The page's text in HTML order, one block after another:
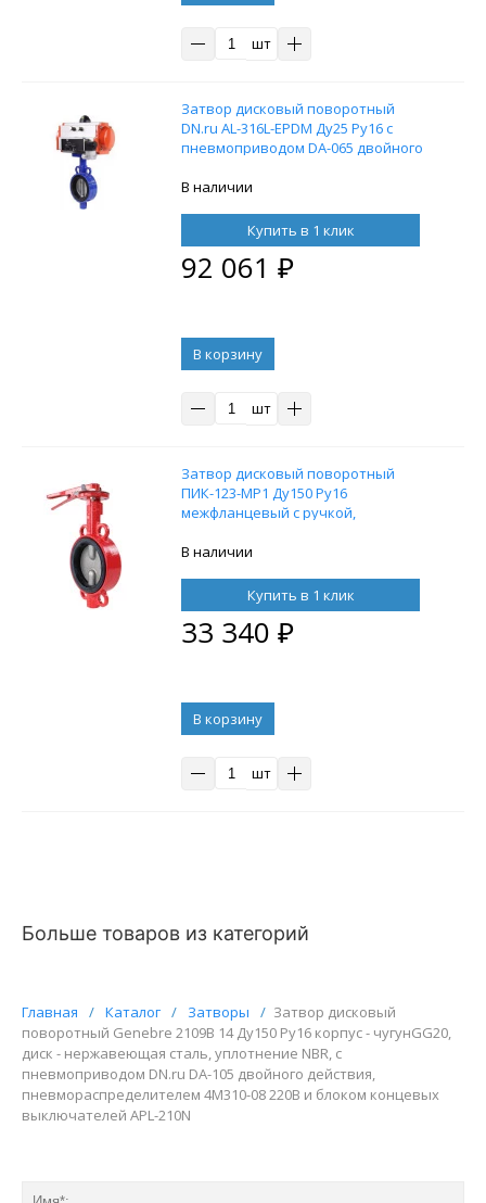
шт
Затвор дисковый поворотный
DN.ru AL-316L-EPDM Ду25 Ру16 с
пневмоприводом DA-065 двойного
пневмораспределителем 4M310-08
В наличии
Купить в 1 клик
92 061 ₽
В корзину
шт
Затвор дисковый поворотный
ПИК-123-MP1 Ду150 Ру16
межфланцевый с ручкой,
В наличии
Купить в 1 клик
33 340 ₽
В корзину
шт
Больше товаров из категорий
Главная / Каталог / Затворы / Затвор дисковый
поворотный Genebre 2109В 14 Ду150 Ру16 корпус - чугунGG20,
диск - нержавеющая сталь, уплотнение NBR, с
пневмоприводом DN.ru DA-105 двойного действия,
пневмораспределителем 4M310-08 220В и блоком концевых
выключателей APL-210N